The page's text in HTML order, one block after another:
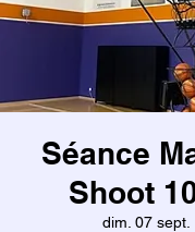
Séance
Shoot
dim. 07 sept.